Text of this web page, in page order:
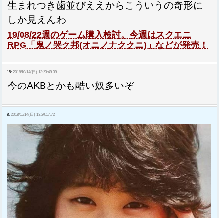
生まれつき歯並びええからこういうの奇形に
しか見えんわ
19/08/22週のゲーム購入検討。今週はスクエニ
RPG「鬼ノ哭ク邦(オニノナククニ)」などが発売！
15: 2018/10/14(日) 13:23:49.39
今のAKBとかも酷い奴多いぞ
8: 2018/10/14(日) 13:20:17.72